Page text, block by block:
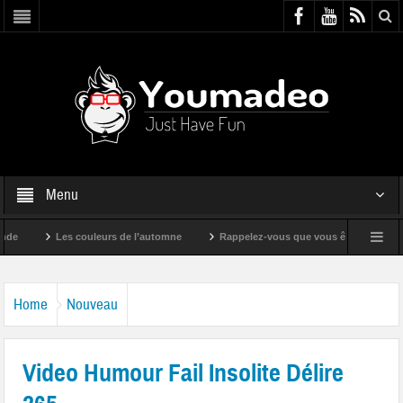
Menu
Les couleurs de l’automne Rappelez-vous que vous êtes super !
Home Nouveau
Video Humour Fail Insolite Délire